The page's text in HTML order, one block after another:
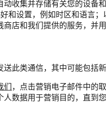
收集并存储有关您的设
和设置，例如时区和语言
店和我们提供的服务，并
此类通信，其中可能包括
们，点击营销电子邮件中的
数据用于营销目的，直到